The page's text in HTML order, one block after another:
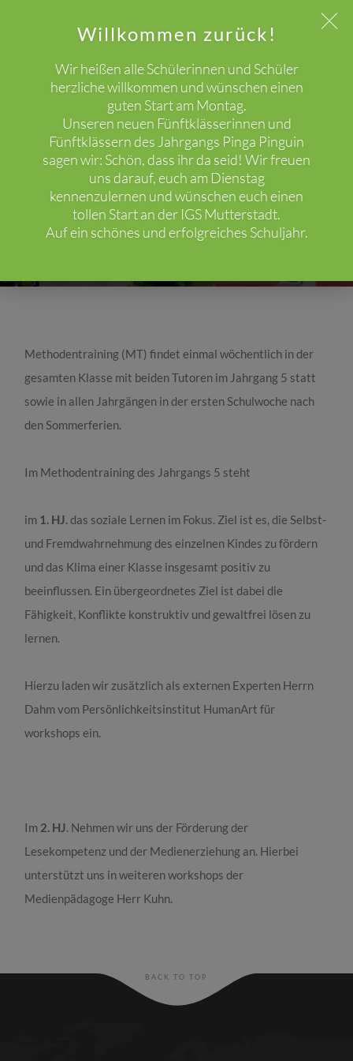
Willkommen zurück!
Wir heißen alle Schülerinnen und Schüler
herzliche willkommen und wünschen einen
guten Start am Montag.
Unseren neuen Fünftklässerinnen und
Fünftklässern des Jahrgangs Pinga Pinguin
sagen wir: Schön, dass ihr da seid! Wir freuen
uns darauf, euch am Dienstag
kennenzulernen und wünschen euch einen
tollen Start an der IGS Mutterstadt.
Auf ein schönes und erfolgreiches Schuljahr.
Methodentraining
HOME UNTERRICHT METHODENTRAINING
Methodentraining (MT) findet einmal wöchentlich in der
gesamten Klasse mit beiden Tutoren im Jahrgang 5 statt
sowie in allen Jahrgängen in der ersten Schulwoche nach
den Sommerferien.
Im Methodentraining des Jahrgangs 5 steht
im 1. HJ.das soziale Lernen im Fokus. Ziel ist es, die Selbst-
und Fremdwahrnehmung des einzelnen Kindes zu fördern
und das Klima einer Klasse insgesamt positiv zu
beeinflussen. Ein übergeordnetes Ziel ist dabei die
Fähigkeit, Konflikte konstruktiv und gewaltfrei lösen zu
lernen.
Hierzu laden wir zusätzlich als externen Experten Herrn
Dahm vom Persönlichkeitsinstitut HumanArt für
workshops ein.
Im 2. HJ. Nehmen wir uns der Förderung der
Lesekompetenz und der Medienerziehung an. Hierbei
unterstützt uns in weiteren workshops der
Medienpädagoge Herr Kuhn.
BACK TO TOP